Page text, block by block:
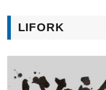
LIFORK